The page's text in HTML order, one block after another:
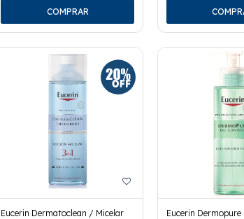
Eucerin Dermatoclean / Micelar
Eucerin Dermopure